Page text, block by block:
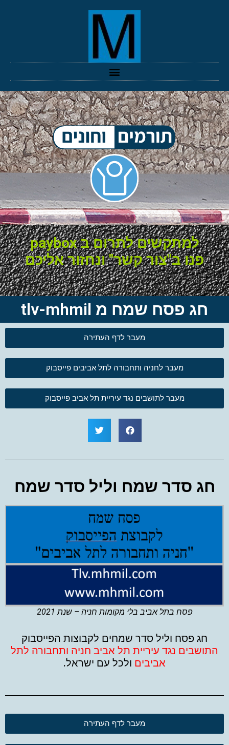
למתקשים לתרום ב paybox
פנו ב"צור קשר" ונחזור אליכם
חג פסח שמח מ tlv-mhmil
מעבר לדף העתירה
מעבר לחניה ותחבורה לתל אביבים פייסבוק
מעבר לתושבים נגד עיריית תל אביב פייסבוק
חג סדר שמח וליל סדר שמח
פסח בתל אביב בלי מקומות חניה – שנת 2021
חג פסח וליל סדר שמחים לקבוצות הפייסבוק
התושבים נגד עיריית תל אביב חניה ותחבורה לתל
אביבים ולכל עם ישראל.
מעבר לדף העתירה